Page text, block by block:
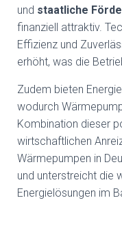
und staatliche
finanziell attraktiv.
Effizienz und
erhöht, was die
Zudem bieten
wodurch
Kombination dieser
wirtschaftlichen
Wärmepumpen in
und unterstreicht die
Energielösungen im